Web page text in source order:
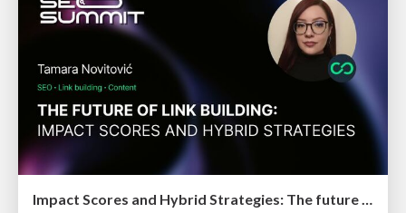
Impact Scores and Hybrid Strategies: The future of link building